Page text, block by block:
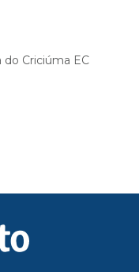
do Criciúma EC